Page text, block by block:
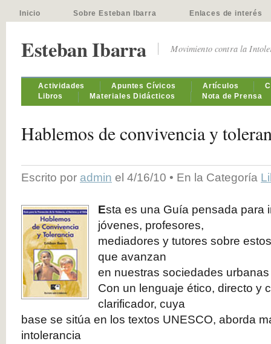
Inicio Sobre Esteban Ibarra Enlaces de interés
Esteban Ibarra Movimiento contra la
Actividades Apuntes Cívicos Artículos
Libros
Materiales Didácticos Nota de Prensa
Hablemos de convivencia y
Escrito por admin el 4/16/10 • En la Categoría
Esta es una Guía pensada para
jóvenes, profesores,
mediadores y tutores sobre
que avanzan
en nuestras sociedades
Con un lenguaje ético, directo y
clarificador, cuya
base se sitúa en los textos UNESCO, aborda
intolerancia